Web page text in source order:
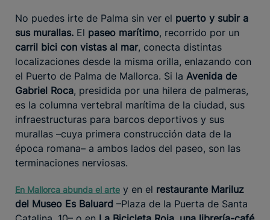
No puedes irte de Palma sin ver el puerto y subir a
sus murallas. El paseo marítimo, recorrido por un
carril bici con vistas al mar, conecta distintas
localizaciones desde la misma orilla, enlazando con
el Puerto de Palma de Mallorca. Si la Avenida de
Gabriel Roca, presidida por una hilera de palmeras,
es la columna vertebral marítima de la ciudad, sus
infraestructuras para barcos deportivos y sus
murallas –cuya primera construcción data de la
época romana– a ambos lados del paseo, son las
terminaciones nerviosas.
En Mallorca abunda el arte y en el restaurante Mariluz
del Museo Es Baluard –Plaza de la Puerta de Santa